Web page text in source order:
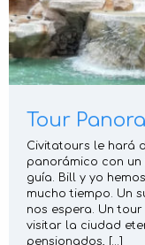
Tour
Civitatours le hará
panorámico con
guía. Bill y yo
mucho tiempo. Un
nos espera. Un
visitar la ciudad
pensionados, […]